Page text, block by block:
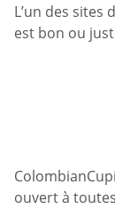
L’un des
est bon ou
ouvert à